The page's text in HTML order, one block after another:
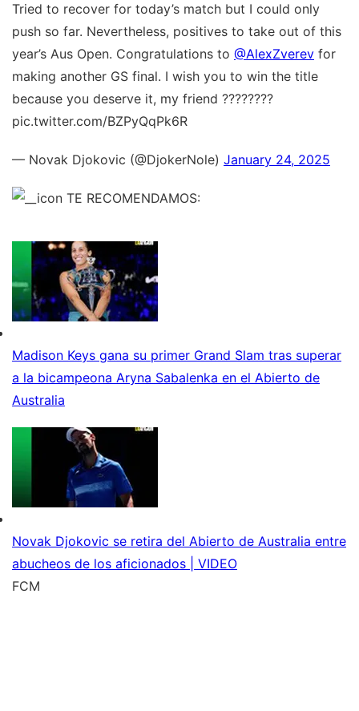
Tried to recover for today’s match but I could only
push so far. Nevertheless, positives to take out of this
year’s Aus Open. Congratulations to @AlexZverev for
making another GS final. I wish you to win the title
because you deserve it, my friend ????????
pic.twitter.com/BZPyQqPk6R
— Novak Djokovic (@DjokerNole) January 24, 2025
TE RECOMENDAMOS:
Madison Keys gana su primer Grand Slam tras superar
a la bicampeona Aryna Sabalenka en el Abierto de
Australia
Novak Djokovic se retira del Abierto de Australia entre
abucheos de los aficionados | VIDEO
FCM